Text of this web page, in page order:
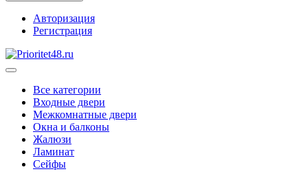
Авторизация
Регистрация
Все категории
Входные двери
Межкомнатные двери
Окна и балконы
Жалюзи
Ламинат
Сейфы